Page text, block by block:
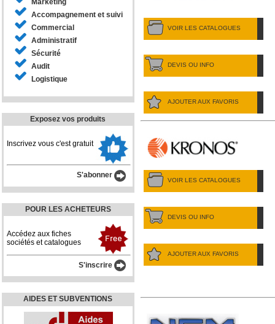
Marketing
Accompagnement et suivi
Commercial
Administratif
Sécurité
Audit
Logistique
Exposez vos produits
Inscrivez vous c'est gratuit
S'abonner
POUR LES ACHETEURS
Accédez aux fiches
sociétés et catalogues
S'inscrire
AIDES ET SUBVENTIONS
VOIR LES CATALOGUES
DEVIS OU INFO
AJOUTER AUX FAVORIS
VOIR LES CATALOGUES
DEVIS OU INFO
AJOUTER AUX FAVORIS